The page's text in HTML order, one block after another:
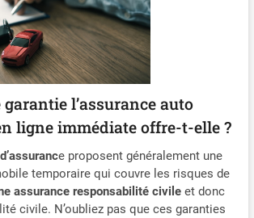
l’assurance auto
ligne immédiate offre-t-elle ?
e proposent généralement une
temporaire qui couvre les risques de
assurance responsabilité civileet donc
civile. N’oubliez pas que ces garanties